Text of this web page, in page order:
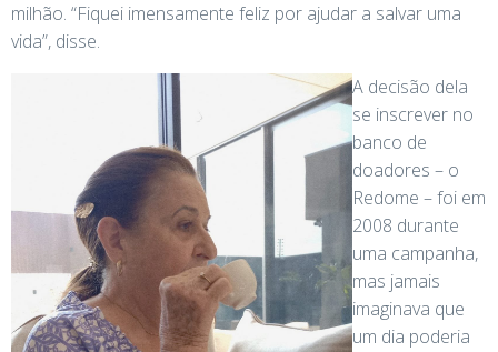
milhão. “Fiquei imensamente feliz por ajudar a salvar uma
vida”, disse.
A decisão dela
se inscrever no
banco de
doadores – o
Redome – foi em
2008 durante
uma campanha,
mas jamais
imaginava que
um dia poderia